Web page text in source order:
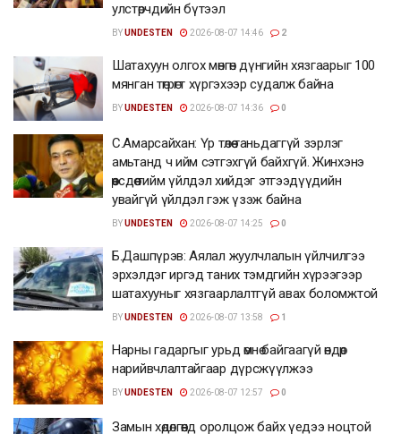
улстөрчдийн бүтээл
BYUNDESTEN 2026-08-07 14:46 2
Шатахуун олгох мөнгөн дүнгийн хязгаарыг 100
мянган төгрөгт хүргэхээр судалж байна
BYUNDESTEN 2026-08-07 14:36 0
С.Амарсайхан: Үр төлөө таньдаггүй зэрлэг
амьтанд ч ийм сэтгэхгүй байхгүй. Жинхэнэ
өөрсдөө тийм үйлдэл хийдэг этгээдүүдийн
увайгүй үйлдэл гэж үзэж байна
BYUNDESTEN 2026-08-07 14:25 0
Б.Дашпүрэв: Аялал жуулчлалын үйлчилгээ
эрхэлдэг иргэд таних тэмдгийн хүрээгээр
шатахууныг хязгаарлалтгүй авах боломжтой
BYUNDESTEN 2026-08-07 13:58 1
Нарны гадаргыг урьд өмнө байгаагүй өндөр
нарийвчлалтайгаар дүрсжүүлжээ
BYUNDESTEN 2026-08-07 12:57 0
Замын хөдөлгөөнд оролцож байх үедээ ноцтой